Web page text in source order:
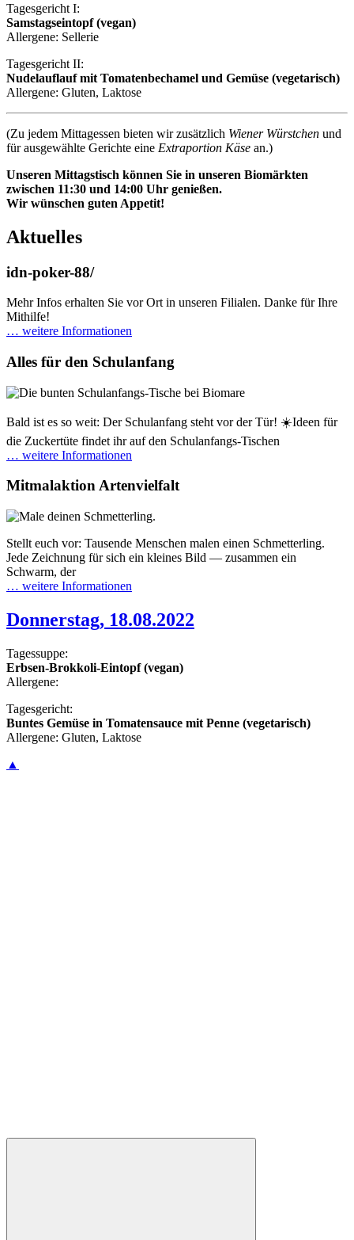
Tagesgericht I:
Samstagseintopf (vegan)
Allergene: Sellerie
Tagesgericht II:
Nudelauflauf mit Tomatenbechamel und Gemüse (vegetarisch)
Allergene: Gluten, Laktose
(Zu jedem Mittagessen bieten wir zusätzlich Wiener Würstchen und
für ausgewählte Gerichte eine Extraportion Käse an.)
Unseren Mittagstisch können Sie in unseren Biomärkten
zwischen 11:30 und 14:00 Uhr genießen.
Wir wünschen guten Appetit!
Aktuelles
idn-poker-88/
Mehr Infos erhalten Sie vor Ort in unseren Filialen. Danke für Ihre
Mithilfe!
… weitere Informationen
Alles für den Schulanfang
Bald ist es so weit: Der Schulanfang steht vor der Tür! ☀️Ideen für
die Zuckertüte findet ihr auf den Schulanfangs-Tischen
… weitere Informationen
Mitmalaktion Artenvielfalt
Stellt euch vor: Tausende Menschen malen einen Schmetterling.
Jede Zeichnung für sich ein kleines Bild — zusammen ein
Schwarm, der
… weitere Informationen
Donnerstag, 18.08.2022
Tagessuppe:
Erbsen-Brokkoli-Eintopf (vegan)
Allergene:
Tagesgericht:
Buntes Gemüse in Tomatensauce mit Penne (vegetarisch)
Allergene: Gluten, Laktose
▲